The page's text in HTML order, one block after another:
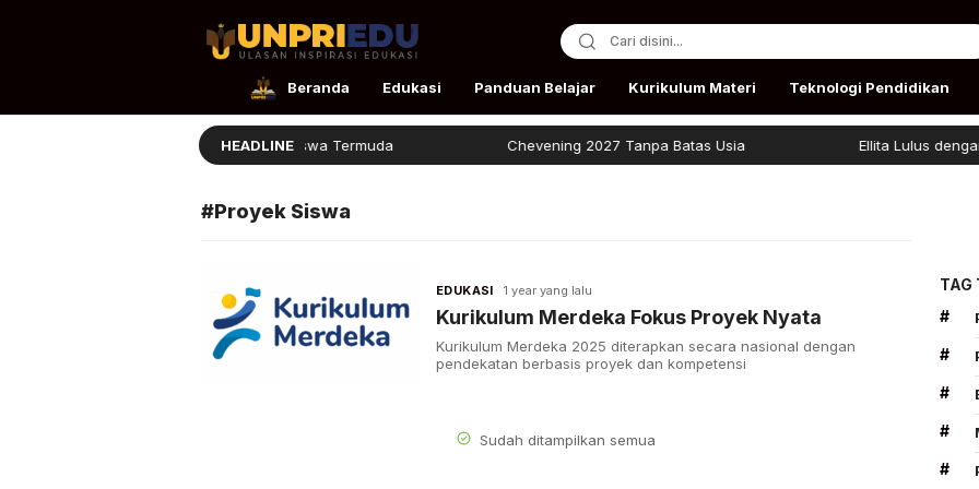
UnpriEdu
Ulasan Inspirasi Edukasi
Beranda Edukasi Panduan Belajar Kurikulum Materi Teknologi Pendidikan
HEADLINE
Queenzha Jadi Mahasiswa Termuda Chevening 2027 Tanpa Batas Usia Ellita Lulus dengan
#Proyek Siswa
EDUKASI 1 year yang lalu
Kurikulum Merdeka Fokus Proyek Nyata
Kurikulum Merdeka 2025 diterapkan secara nasional dengan
pendekatan berbasis proyek dan kompetensi
Sudah ditampilkan semua
TAG
#
#
#
#
#